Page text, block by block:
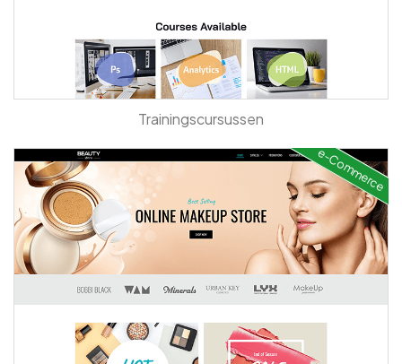
Trainingscursussen
e-Commerce